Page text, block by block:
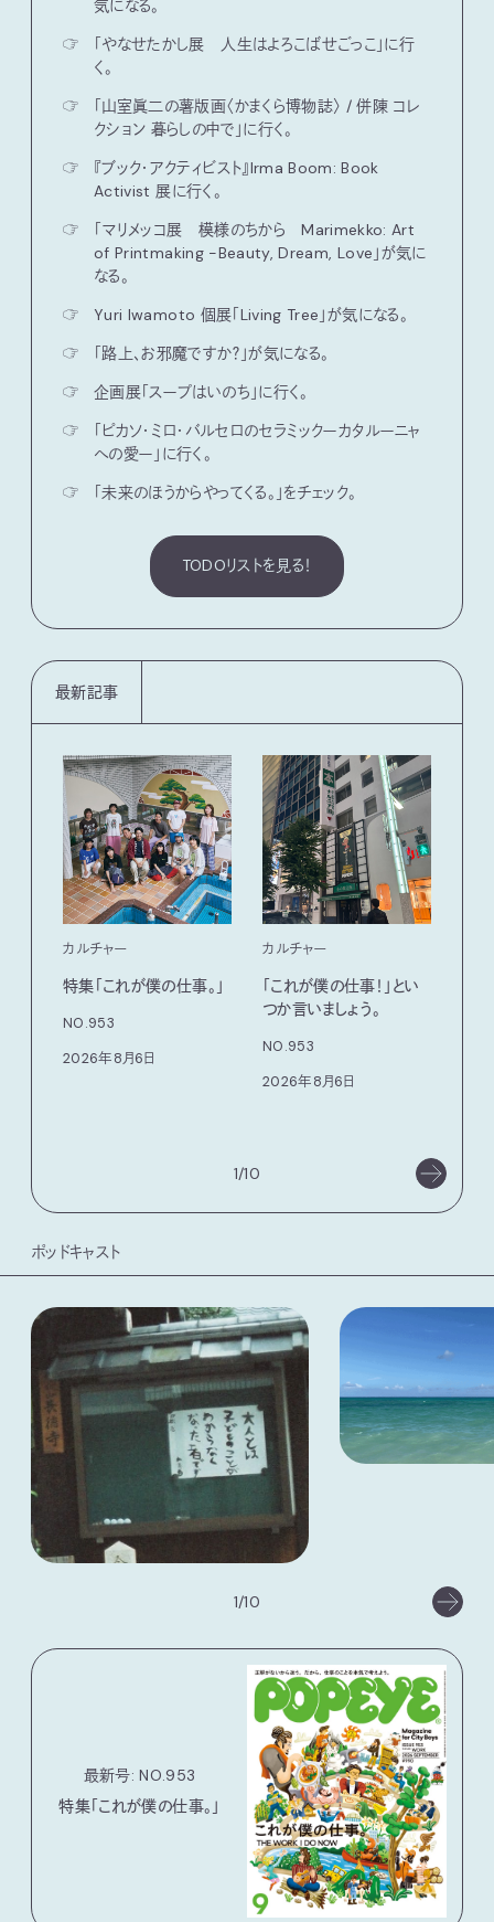
気になる。
☞
「やなせたかし展 人生はよろこばせごっこ」に行
く。
☞
「山室眞二の薯版画〈かまくら博物誌〉 / 併陳 コレ
クション 暮らしの中で」に行く。
☞
『ブック・アクティビスト』Irma Boom: Book
Activist 展に行く。
☞
「マリメッコ展 模様のちから Marimekko: Art
of Printmaking -Beauty, Dream, Love」が気に
なる。
☞
Yuri Iwamoto 個展「Living Tree」が気になる。
☞
「路上、お邪魔ですか？」が気になる。
☞
企画展「スープはいのち」に行く。
☞
「ピカソ・ミロ・バルセロのセラミックーカタルーニャ
への愛ー」に行く。
☞
「未来のほうからやってくる。」をチェック。
TODOリストを見る！
最新記事
カルチャー
特集「これが僕の仕事。」
NO.953
2026年8月6日
カルチャー
「これが僕の仕事！」とい
つか言いましょう。
NO.953
2026年8月6日
1/10
ポッドキャスト
1/10
最新号: NO.953
特集「これが僕の仕事。」